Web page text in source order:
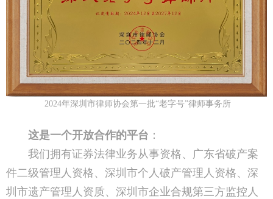
2024年深圳市律师协会第一批“老字号”律师事务所
这是一个开放合作的平台 ：
我们拥有证券法律业务从事资格、广东省破产案
件二级管理人资格、深圳市个人破产管理人资格、深
圳市遗产管理人资质、深圳市企业合规第三方监控人